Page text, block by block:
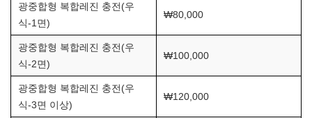
광중합형 복합레진 충전(우
식-1면)
₩80,000
광중합형 복합레진 충전(우
식-2면)
₩100,000
광중합형 복합레진 충전(우
식-3면 이상)
₩120,000